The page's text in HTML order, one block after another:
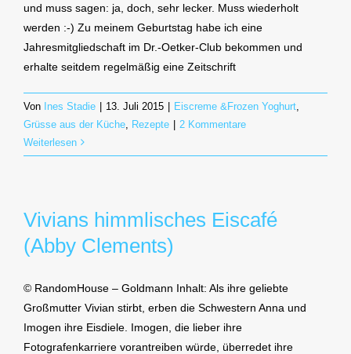
und muss sagen: ja, doch, sehr lecker. Muss wiederholt
werden :-) Zu meinem Geburtstag habe ich eine
Jahresmitgliedschaft im Dr.-Oetker-Club bekommen und
erhalte seitdem regelmäßig eine Zeitschrift
Von Ines Stadie | 13. Juli 2015 | Eiscreme &Frozen Yoghurt
Grüsse aus der Küche Rezepte | 2 Kommentare
Weiterlesen
Vivians himmlisches Eiscafé
(Abby Clements)
© RandomHouse – Goldmann Inhalt: Als ihre geliebte
Großmutter Vivian stirbt, erben die Schwestern Anna und
Imogen ihre Eisdiele. Imogen, die lieber ihre
Fotografenkarriere vorantreiben würde, überredet ihre